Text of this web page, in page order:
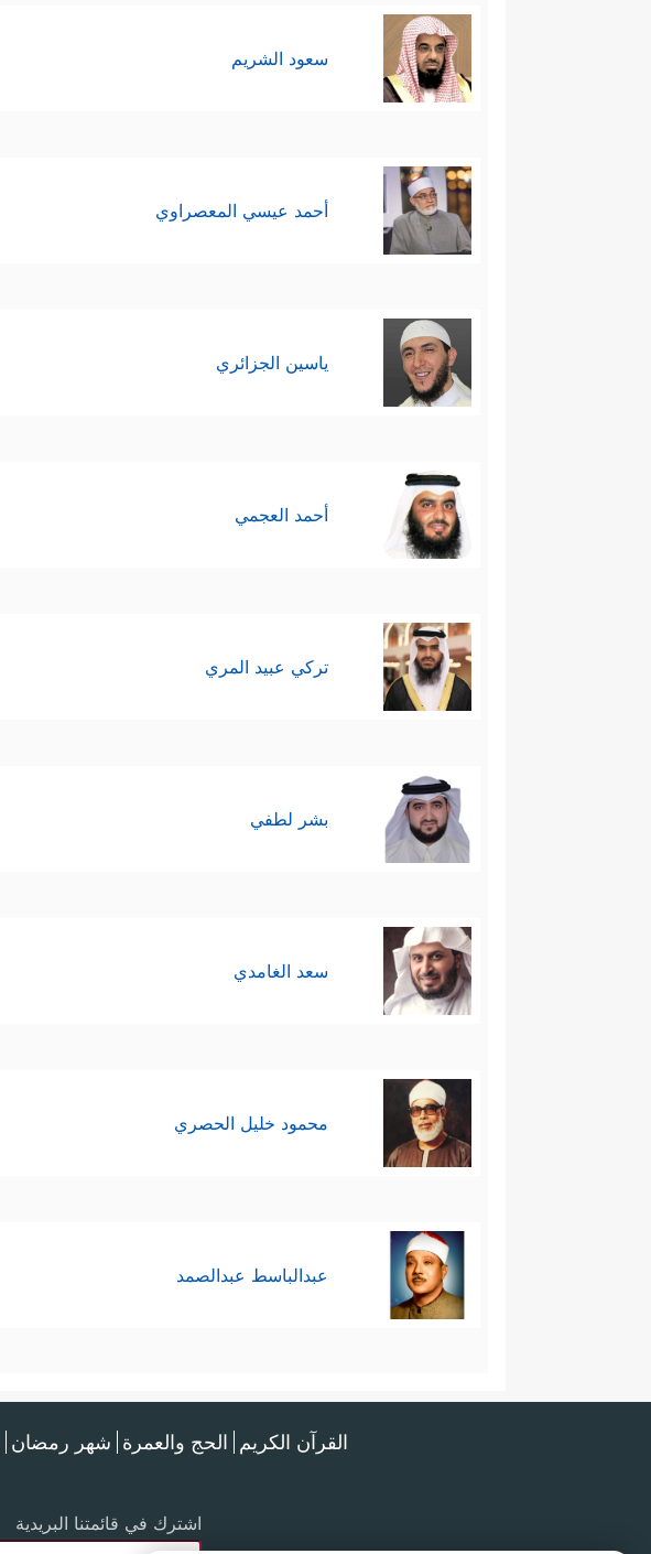
سعود الشريم
أحمد عيسي المعصراوي
ياسين الجزائري
أحمد العجمي
تركي عبيد المري
بشر لطفي
سعد الغامدي
محمود خليل الحصري
عبدالباسط عبدالصمد
القرآن الكريم الحج والعمرة شهر رمضان
اشترك في قائمتنا البريدية